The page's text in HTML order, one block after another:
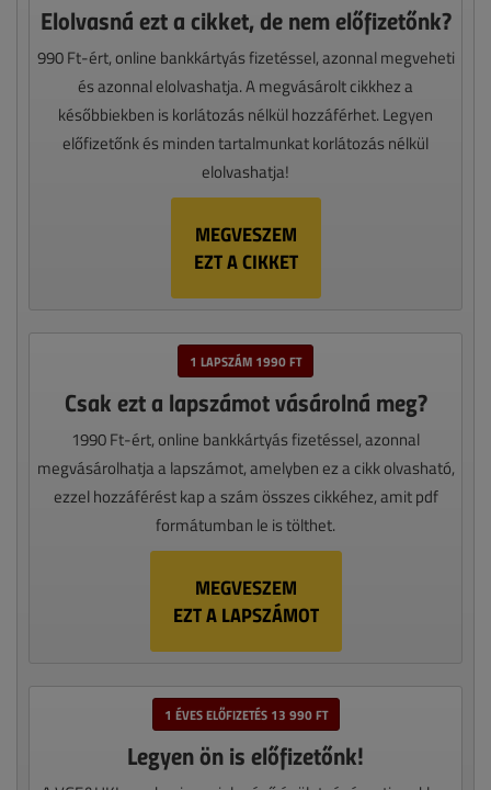
Elolvasná ezt a cikket, de nem előfizetőnk?
990 Ft-ért, online bankkártyás fizetéssel, azonnal megveheti
és azonnal elolvashatja. A megvásárolt cikkhez a
későbbiekben is korlátozás nélkül hozzáférhet. Legyen
előfizetőnk és minden tartalmunkat korlátozás nélkül
elolvashatja!
MEGVESZEM
EZT A CIKKET
1 LAPSZÁM 1990 FT
Csak ezt a lapszámot vásárolná meg?
1990 Ft-ért, online bankkártyás fizetéssel, azonnal
megvásárolhatja a lapszámot, amelyben ez a cikk olvasható,
ezzel hozzáférést kap a szám összes cikkéhez, amit pdf
formátumban le is tölthet.
MEGVESZEM
EZT A LAPSZÁMOT
1 ÉVES ELŐFIZETÉS 13 990 FT
Legyen ön is előfizetőnk!